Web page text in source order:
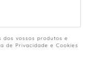
dos vossos produtos e
de Privacidade e Cookies